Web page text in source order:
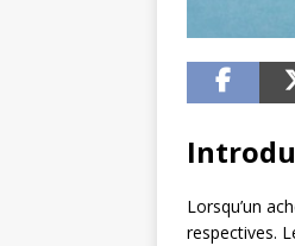
Lorsqu’un
respectives.